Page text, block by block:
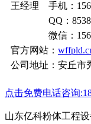
王经理 手机：
QQ：
微信：
官方网站：
公司地址：安丘市
点击免费电话咨询
山东亿科粉体工程